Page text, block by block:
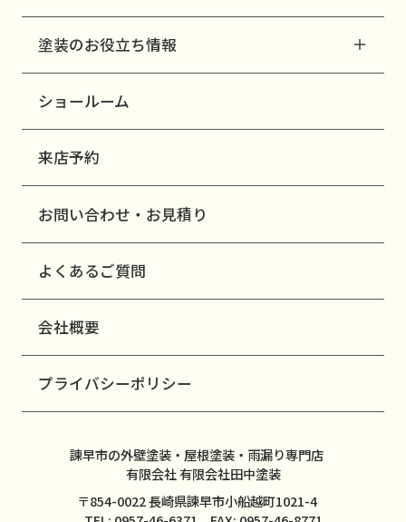
塗装のお役立ち情報
ショールーム
来店予約
お問い合わせ・お見積り
よくあるご質問
会社概要
プライバシーポリシー
諫早市の外壁塗装・屋根塗装・雨漏り専門店
有限会社 有限会社田中塗装
〒854-0022 長崎県諫早市小船越町1021-4